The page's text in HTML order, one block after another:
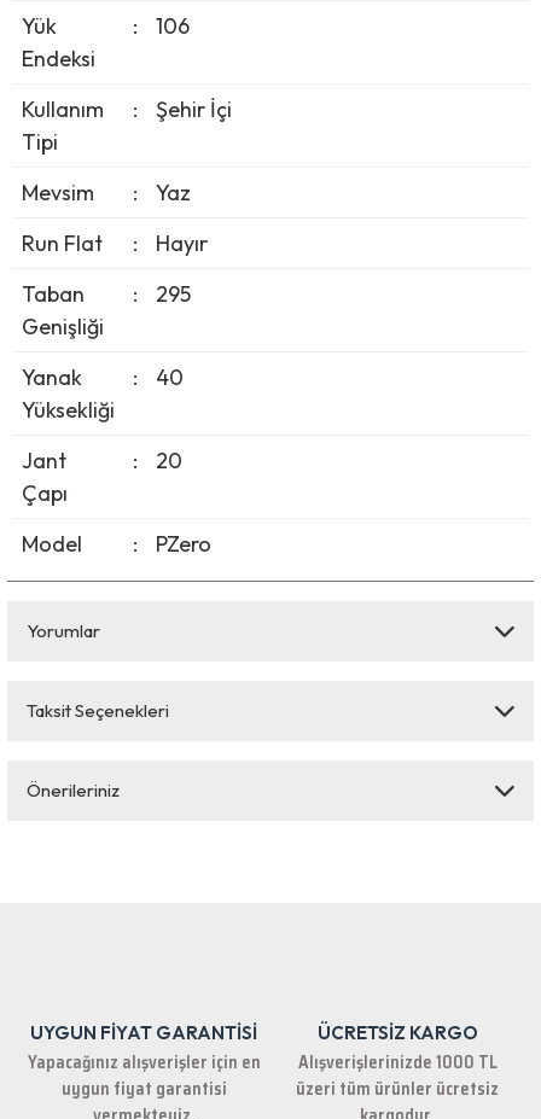
Yük
Endeksi
: 106
Kullanım
Tipi
: Şehir İçi
Mevsim :
Yaz
Run Flat
:
Hayır
Taban
Genişliği
: 295
Yanak
Yüksekliği
: 40
Jant
Çapı
: 20
Model : PZero
Yorumlar
Bu ürüne ilk yorumu siz yapın!
Taksit Seçenekleri
Önerileriniz
Ürün bilgilerinde hatalar bulunuyor.
Ürün fiyatı diğer sitelerden daha pahalı.
Bu ürüne benzer farklı alternatifler olmalı.
UYGUN FİYAT GARANTİSİ
Yapacağınız alışverişler için en
uygun fiyat garantisi
ÜCRETSİZ KARGO
Alışverişlerinizde 1000 TL
üzeri tüm ürünler ücretsiz